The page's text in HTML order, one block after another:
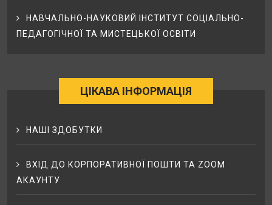
НАВЧАЛЬНО-НАУКОВИЙ ІНСТИТУТ СОЦІАЛЬНО-
ПЕДАГОГІЧНОЇ ТА МИСТЕЦЬКОЇ ОСВІТИ
ЦІКАВА ІНФОРМАЦІЯ
НАШІ ЗДОБУТКИ
ВХІД ДО КОРПОРАТИВНОЇ ПОШТИ ТА ZOOM
АКАУНТУ